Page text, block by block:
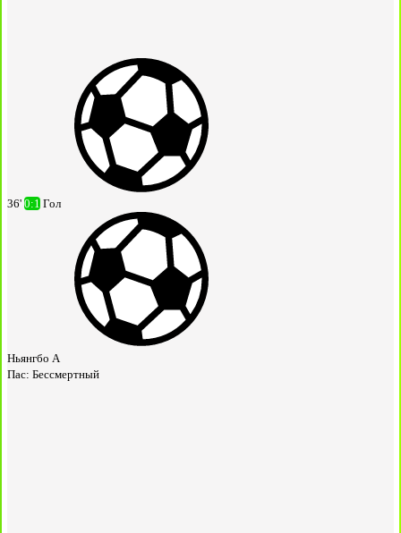
36' 0:1 Гол
Ньянгбо А
Пас: Бессмертный